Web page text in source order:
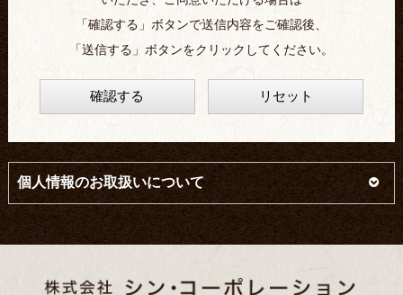
「確認する」ボタンで送信内容をご確認後、
「送信する」ボタンをクリックしてください。
確認する リセット
個人情報のお取扱いについて